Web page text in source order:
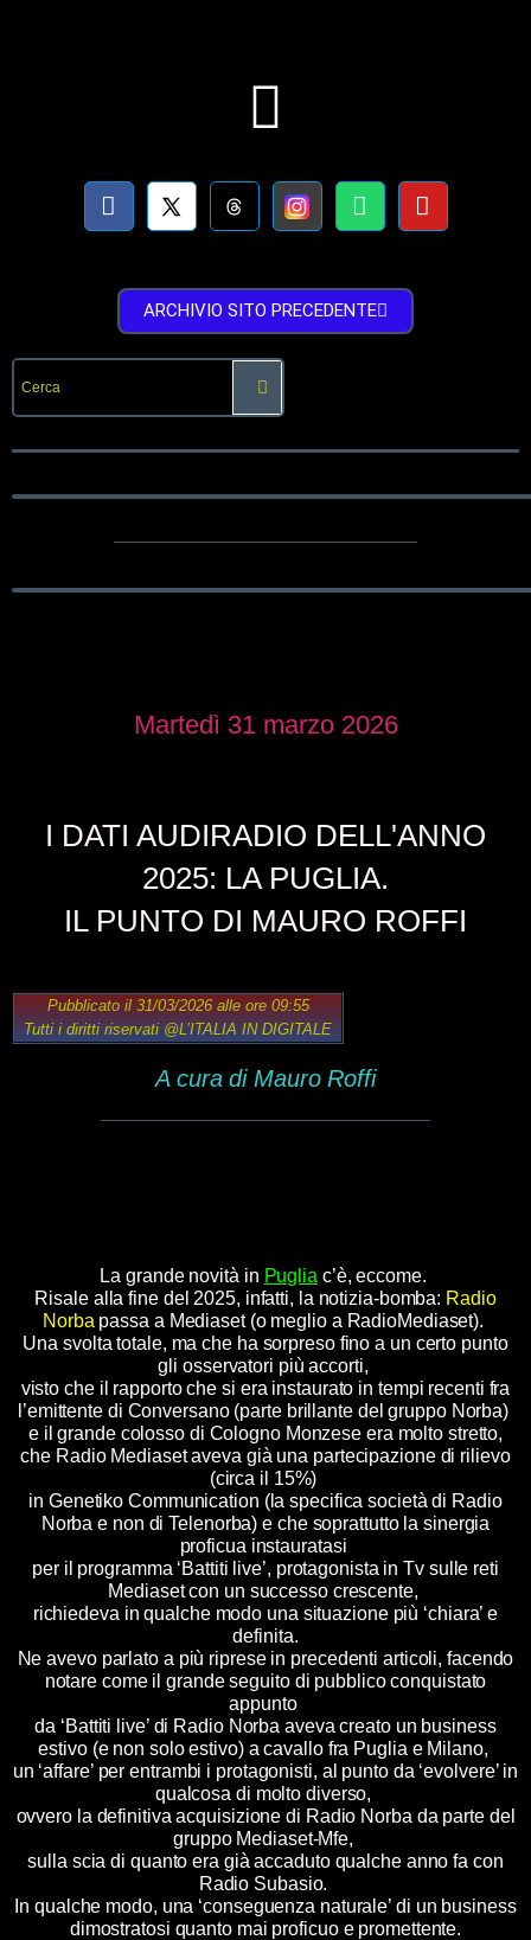
ARCHIVIO SITO PRECEDENTE
Martedì 31 marzo 2026
I DATI AUDIRADIO DELL'ANNO
2025: LA PUGLIA.
IL PUNTO DI MAURO ROFFI
Pubblicato il 31/03/2026 alle ore 09:55
Tutti i diritti riservati @L’ITALIA IN DIGITALE
A cura di Mauro Roffi
La grande novità in Puglia c’è, eccome.
Risale alla fine del 2025, infatti, la notizia-bomba: Radio
Norba passa a Mediaset (o meglio a RadioMediaset).
Una svolta totale, ma che ha sorpreso fino a un certo punto
gli osservatori più accorti,
visto che il rapporto che si era instaurato in tempi recenti fra
l’emittente di Conversano (parte brillante del gruppo Norba)
e il grande colosso di Cologno Monzese era molto stretto,
che Radio Mediaset aveva già una partecipazione di rilievo
(circa il 15%)
in Genetiko Communication (la specifica società di Radio
Norba e non di Telenorba) e che soprattutto la sinergia
proficua instauratasi
per il programma ‘Battiti live’, protagonista in Tv sulle reti
Mediaset con un successo crescente,
richiedeva in qualche modo una situazione più ‘chiara’ e
definita.
Ne avevo parlato a più riprese in precedenti articoli, facendo
notare come il grande seguito di pubblico conquistato
appunto
da ‘Battiti live’ di Radio Norba aveva creato un business
estivo (e non solo estivo) a cavallo fra Puglia e Milano,
un ‘affare’ per entrambi i protagonisti, al punto da ‘evolvere’ in
qualcosa di molto diverso,
ovvero la definitiva acquisizione di Radio Norba da parte del
gruppo Mediaset-Mfe,
sulla scia di quanto era già accaduto qualche anno fa con
Radio Subasio.
In qualche modo, una ‘conseguenza naturale’ di un business
dimostratosi quanto mai proficuo e promettente.